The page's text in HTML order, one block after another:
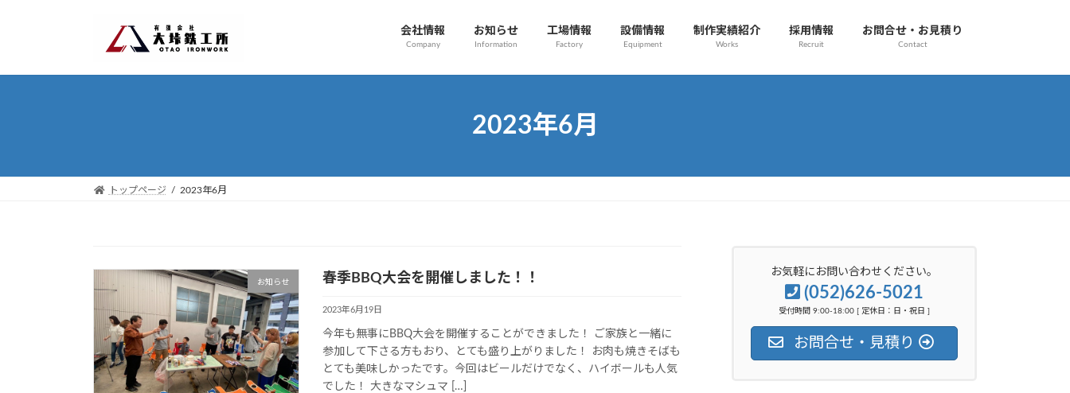
会社情報
Company
お知らせ
Information
工場情報
Factory
設備情報
Equipment
制作実績紹介
Works
採用情報
Recruit
お問合せ・お見積り
Contact
2023年6月
トップページ 2023年6月
お知らせ 春季BBQ大会を開催しました！！
2023年6月19日
今年も無事にBBQ大会を開催することができました！ ご家族と一緒に
参加して下さる方もおり、とても盛り上がりました！ お肉も焼きそばも
とても美味しかったです。今回はビールだけでなく、ハイボールも人気
でした！ 大きなマシュマ […]
お気軽にお問い合わせください。
(052)626-5021
受付時間 9:00-18:00 [ 定休日：日・祝日 ]
お問合せ・見積り